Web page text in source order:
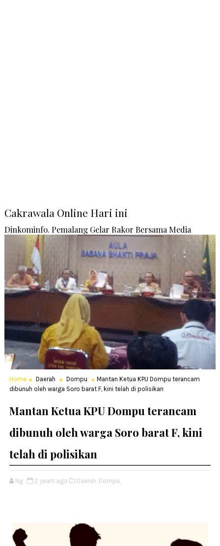
Cakrawala Online Hari ini
Dinkominfo. Pemalang Gelar Rakor Bersama Media
Home Daerah Dompu
Mantan Ketua KPU Dompu terancam
dibunuh oleh warga Soro barat F, kini telah di polisikan
Mantan Ketua KPU Dompu terancam
dibunuh oleh warga Soro barat F, kini
telah di polisikan
Ng 2 years ago Daerah, Dompu,